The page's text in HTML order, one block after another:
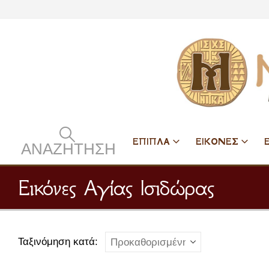
ΑΝΑΖΉΤΗΣΗ ΕΠΙΠΛΑ ΕΙΚΟΝΕΣ
Εικόνες Αγίας Ισιδώρας
Ταξινόμηση κατά: